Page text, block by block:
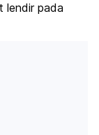
lendir pada